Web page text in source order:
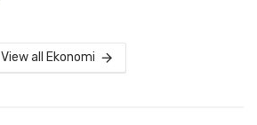
View all Ekonomi